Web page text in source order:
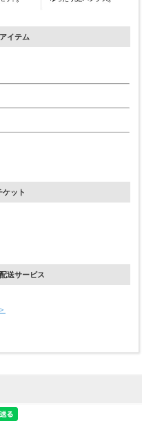
イテム
ケット
送サービス